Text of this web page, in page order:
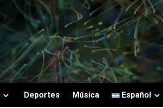
Deportes Música Español